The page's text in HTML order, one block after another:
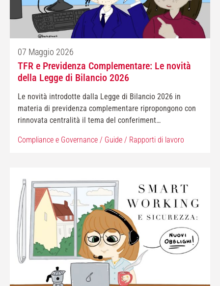
07 Maggio 2026
TFR e Previdenza Complementare: Le novità
della Legge di Bilancio 2026
Le novità introdotte dalla Legge di Bilancio 2026 in
materia di previdenza complementare ripropongono con
rinnovata centralità il tema del conferiment…
Compliance e Governance / Guide / Rapporti di lavoro